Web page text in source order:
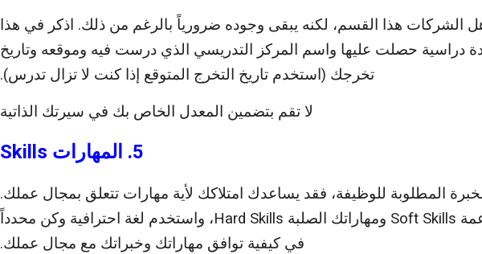
الشركات هذا القسم، لكنه يبقى وجوده ضرورياً بالرغم من ذلك. اذكر في هذا
دراسية حصلت عليها واسم المركز التدريسي الذي درست فيه وموقعه وتاريخ
تخرجك (استخدم تاريخ التخرج المتوقع إذا كنت لا تزال تدرس).
لا تقم بتضمين المعدل الخاص بك في سيرتك الذاتية
5. المهارات Skills
المطلوبة للوظيفة، فقد يساعدك امتلاكك لأية مهارات تتعلق بمجال عملك.
اذكر مهاراتك الناعمة Soft Skills ومهاراتك الصلبة Hard Skills، واستخدم لغة احترافية وكن محدداً
في كيفية توافق مهاراتك وخبراتك مع مجال عملك.